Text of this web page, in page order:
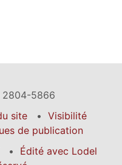
2804-5866
site
Visibilité
de publication
Édité avec Lodel